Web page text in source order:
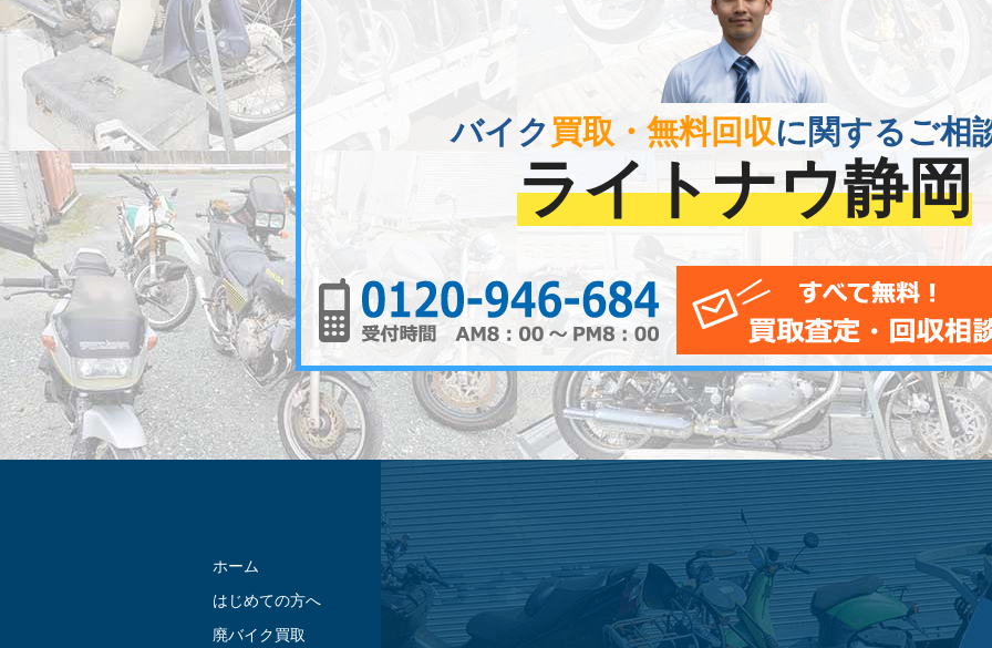
バイク 買取・無料回収に関するご相
ライトナウ静岡
0120-956-684
ホーム
はじめての方へ
廃バイク買取